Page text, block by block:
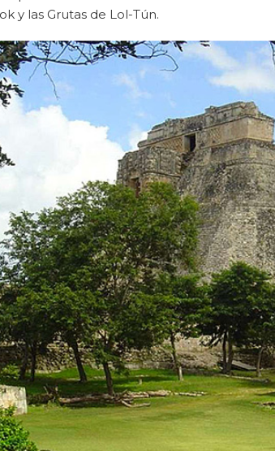
y las Grutas de Lol-Tún.